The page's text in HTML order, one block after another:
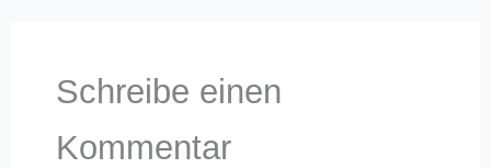
Schreibe einen
Kommentar